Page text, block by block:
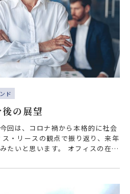
ド
の展望
回は、コロナ禍から本格的に社会
・リースの観点で振り返り、来年
たいと思います。 オフィスの在り